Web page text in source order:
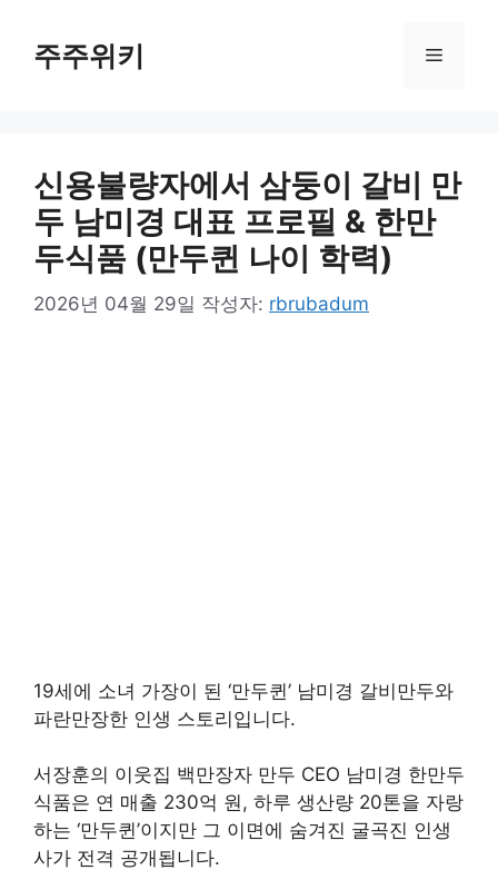
주주위키 메
신용불량자에서 삼둥이 갈비 만
두 남미경 대표 프로필 & 한만
두식품 (만두퀸 나이 학력)
2026년 04월 29일 작성자: rbrubadum
19세에 소녀 가장이 된 ‘만두퀸’ 남미경 갈비만두와
파란만장한 인생 스토리입니다.
서장훈의 이웃집 백만장자 만두 CEO 남미경 한만두
식품은 연 매출 230억 원, 하루 생산량 20톤을 자랑
하는 ‘만두퀸’이지만 그 이면에 숨겨진 굴곡진 인생
사가 전격 공개됩니다.